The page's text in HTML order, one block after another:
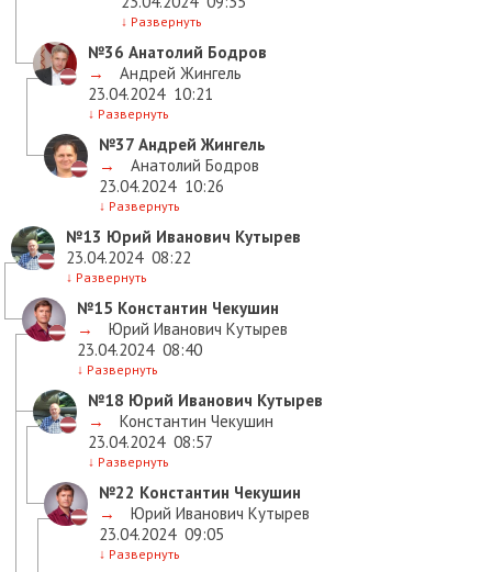
↓ Развернуть
№36 Анатолий Бодров
→
Андрей Жингель
23.04.2024 10:21
↓ Развернуть
№37 Андрей Жингель
→
Анатолий Бодров
23.04.2024 10:26
↓ Развернуть
№13 Юрий Иванович Кутырев
23.04.2024 08:22
↓ Развернуть
№15 Константин Чекушин
→
Юрий Иванович Кутырев
23.04.2024 08:40
↓ Развернуть
№18 Юрий Иванович Кутырев
→
Константин Чекушин
23.04.2024 08:57
↓ Развернуть
№22 Константин Чекушин
→
Юрий Иванович Кутырев
23.04.2024 09:05
↓ Развернуть